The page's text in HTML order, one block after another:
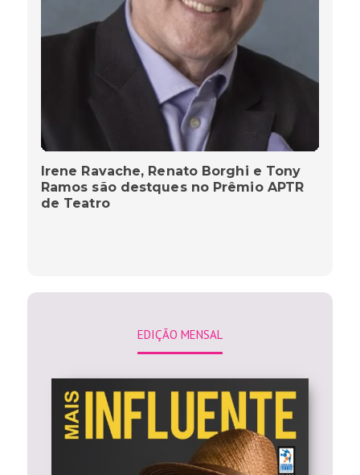
Irene Ravache, Renato Borghi e Tony
Ramos são destques no Prêmio APTR
de Teatro
EDIÇÃO MENSAL